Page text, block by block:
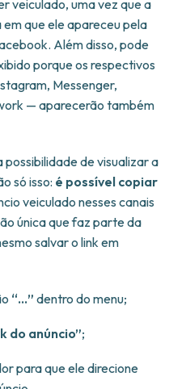
veiculado, uma vez que a
que ele apareceu pela
Além disso, pode
porque os respectivos
Messenger,
— aparecerão também
de visualizar a
só isso: é possível copiar
veiculado nesses canais
única que faz parte da
salvar o link em
“…” dentro do menu;
do anúncio”;
para que ele direcione